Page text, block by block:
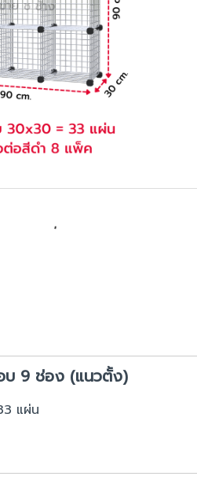
อบ 9 ช่อง (แนวตั้ง)
แผ่น